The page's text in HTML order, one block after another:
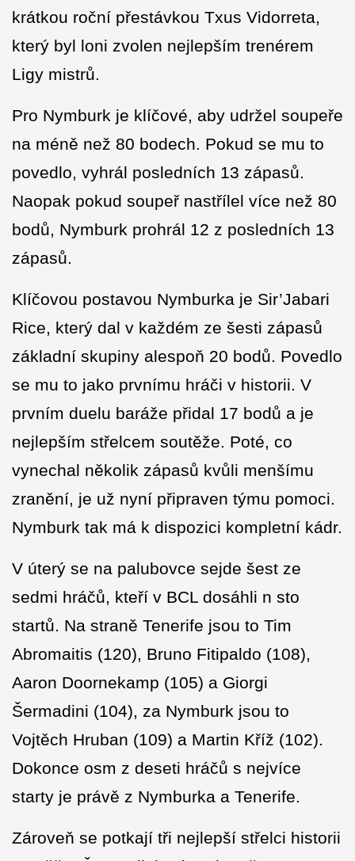
krátkou roční přestávkou Txus Vidorreta,
který byl loni zvolen nejlepším trenérem
Ligy mistrů.
Pro Nymburk je klíčové, aby udržel soupeře
na méně než 80 bodech. Pokud se mu to
povedlo, vyhrál posledních 13 zápasů.
Naopak pokud soupeř nastřílel více než 80
bodů, Nymburk prohrál 12 z posledních 13
zápasů.
Klíčovou postavou Nymburka je Sir’Jabari
Rice, který dal v každém ze šesti zápasů
základní skupiny alespoň 20 bodů. Povedlo
se mu to jako prvnímu hráči v historii. V
prvním duelu baráže přidal 17 bodů a je
nejlepším střelcem soutěže. Poté, co
vynechal několik zápasů kvůli menšímu
zranění, je už nyní připraven týmu pomoci.
Nymburk tak má k dispozici kompletní kádr.
V úterý se na palubovce sejde šest ze
sedmi hráčů, kteří v BCL dosáhli n sto
startů. Na straně Tenerife jsou to Tim
Abromaitis (120), Bruno Fitipaldo (108),
Aaron Doornekamp (105) a Giorgi
Šermadini (104), za Nymburk jsou to
Vojtěch Hruban (109) a Martin Kříž (102).
Dokonce osm z deseti hráčů s nejvíce
starty je právě z Nymburka a Tenerife.
Zároveň se potkají tři nejlepší střelci historii